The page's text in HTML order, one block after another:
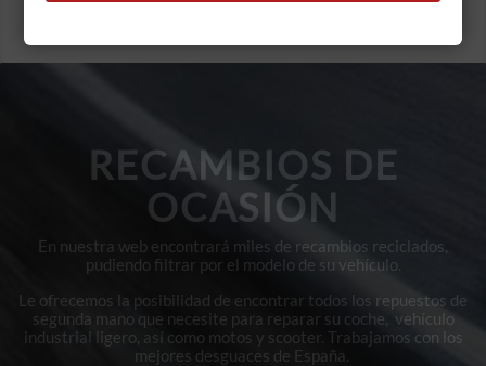
RECAMBIOS DE
OCASIÓN
En nuestra web encontrará miles de recambios reciclados,
pudiendo filtrar por el modelo de su vehículo.
Le ofrecemos la posibilidad de encontrar todos los repuestos de
segunda mano que necesite para reparar su coche, vehículo
industrial ligero, así como motos y scooter. Trabajamos con los
mejores desguaces de España.